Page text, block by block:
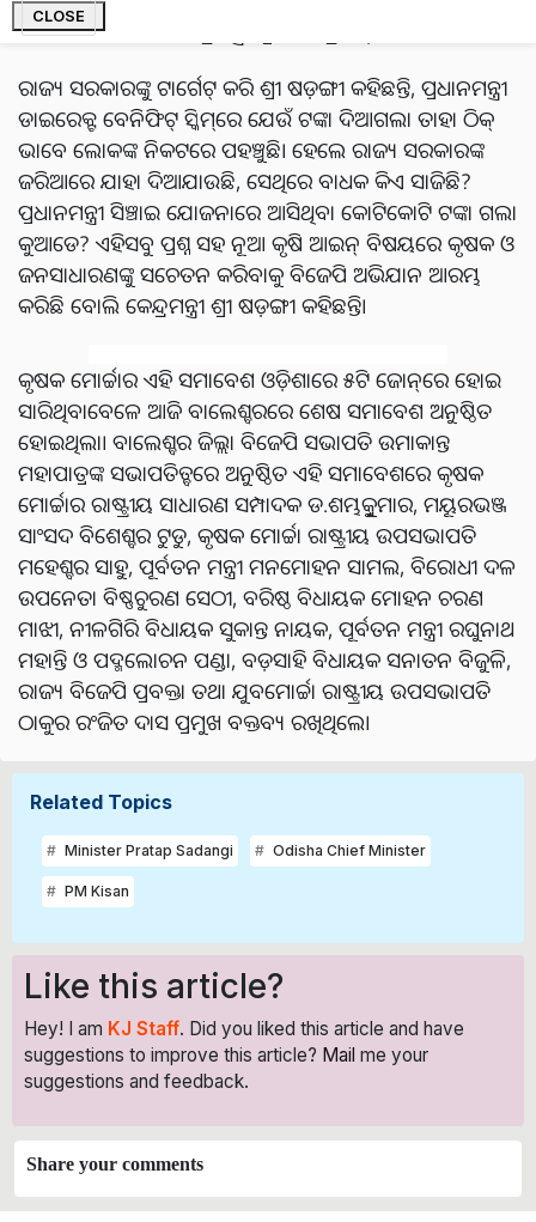
CLOSE
ଦେଇ ଏହା କହିଛନ୍ତି କେନ୍ଦ୍ରମନ୍ତ୍ରୀ ପ୍ରତାପଚନ୍ଦ୍ର ଷଡ଼ଙ୍ଗୀ।
ରାଜ୍ୟ ସରକାରଙ୍କୁ ଟାର୍ଗେଟ୍‌ କରି ଶ୍ରୀ ଷଡ଼ଙ୍ଗୀ କହିଛନ୍ତି, ପ୍ରଧାନମନ୍ତ୍ରୀ
ଡାଇରେକ୍ଟ ବେନିଫିଟ୍‌ ସ୍କିମ୍‌ରେ ଯେଉଁ ଟଙ୍କା ଦିଆଗଲା ତାହା ଠିକ୍‌
ଭାବେ ଲୋକଙ୍କ ନିକଟରେ ପହଞ୍ଚୁଛି। ହେଲେ ରାଜ୍ୟ ସରକାରଙ୍କ
ଜରିଆରେ ଯାହା ଦିଆଯାଉଛି, ସେଥିରେ ବାଧକ କିଏ ସାଜିଛି?
ପ୍ରଧାନମନ୍ତ୍ରୀ ସିଞ୍ଚାଇ ଯୋଜନାରେ ଆସିଥିବା କୋଟିକୋଟି ଟଙ୍କା ଗଲା
କୁଆଡେ? ଏହିସବୁ ପ୍ରଶ୍ନ ସହ ନୂଆ କୃଷି ଆଇନ୍‌ ବିଷୟରେ କୃଷକ ଓ
ଜନସାଧାରଣଙ୍କୁ ସଚେତନ କରିବାକୁ ବିଜେପି ଅଭିଯାନ ଆରମ୍ଭ
କରିଛି ବୋଲି କେନ୍ଦ୍ରମନ୍ତ୍ରୀ ଶ୍ରୀ ଷଡ଼ଙ୍ଗୀ କହିଛନ୍ତି।
କୃଷକ ମୋର୍ଚ୍ଚାର ଏହି ସମାବେଶ ଓଡ଼ିଶାରେ ୫ଟି ଜୋନ୍‌ରେ ହୋଇ
ସାରିଥିବାବେଳେ ଆଜି ବାଲେଶ୍ବରରେ ଶେଷ ସମାବେଶ ଅନୁଷ୍ଠିତ
ହୋଇଥିଲା। ବାଲେଶ୍ବର ଜିଲ୍ଲା ବିଜେପି ସଭାପତି ଉମାକାନ୍ତ
ମହାପାତ୍ରଙ୍କ ସଭାପତିତ୍ବରେ ଅନୁଷ୍ଠିତ ଏହି ସମାବେଶରେ କୃଷକ
ମୋର୍ଚ୍ଚାର ରାଷ୍ଟ୍ରୀୟ ସାଧାରଣ ସମ୍ପାଦକ ଡ.ଶମ୍ଭୁକୁମାର, ମୟୂରଭଞ୍ଜ
ସାଂସଦ ବିଶେଶ୍ବର ଟୁଡୁ, କୃଷକ ମୋର୍ଚ୍ଚା ରାଷ୍ଟ୍ରୀୟ ଉପସଭାପତି
ମହେଶ୍ବର ସାହୁ, ପୂର୍ବତନ ମନ୍ତ୍ରୀ ମ‌ନମୋହନ ସାମଲ, ବିରୋଧୀ ଦଳ
ଉପନେତା ବିଷ୍ଣୁଚରଣ ସେଠୀ, ବରିଷ୍ଠ ବିଧାୟକ ମୋହନ ଚରଣ
ମାଝୀ, ନୀଳଗିରି ବିଧାୟକ ସୁକାନ୍ତ ନାୟକ, ପୂର୍ବତନ ମନ୍ତ୍ରୀ ରଘୁନାଥ
ମହାନ୍ତି ଓ ପଦ୍ମଲୋଚନ ପଣ୍ଡା, ବଡ଼ସାହି ବିଧାୟକ ସନାତନ ବିଜୁଳି,
ରାଜ୍ୟ ବି‌ଜେପି ପ୍ରବକ୍ତା ତଥା ଯୁବମୋର୍ଚ୍ଚା ରାଷ୍ଟ୍ରୀୟ ଉପସଭାପତି
ଠାକୁର ରଂଜିତ ଦାସ ପ୍ରମୁଖ ବକ୍ତବ୍ୟ ରଖିଥିଲେ।
Related Topics
Minister Pratap Sadangi Odisha Chief Minister
PM Kisan
Like this article?
Hey! I am KJ Staff. Did you liked this article and have
suggestions to improve this article? Mail me your
suggestions and feedback.
Share your comments